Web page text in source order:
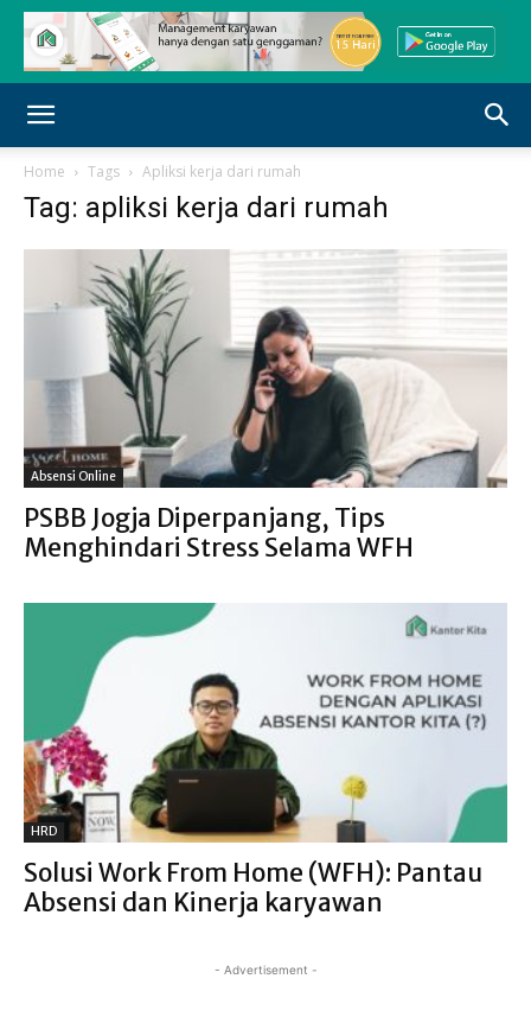
Home Tags Apliksi kerja dari rumah
Tag: apliksi kerja dari rumah
Absensi Online
PSBB Jogja Diperpanjang, Tips
Menghindari Stress Selama WFH
HRD
Solusi Work From Home (WFH): Pantau
Absensi dan Kinerja karyawan
- Advertisement -